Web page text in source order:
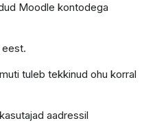
Moodle kontodega
tuleb tekkinud ohu korral
aadressil